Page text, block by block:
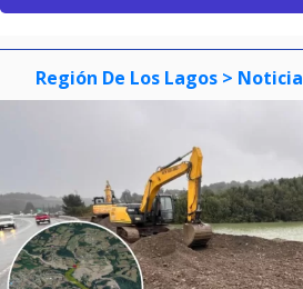
Región De Los Lagos > Noticia